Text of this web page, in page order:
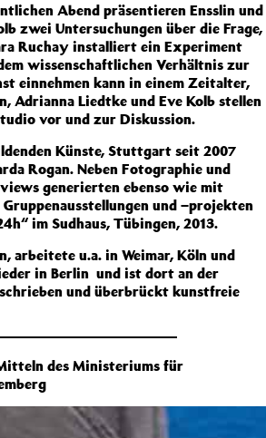
Abend präsentieren Ensslin und
zwei Untersuchungen über die Frage,
Ruchay installiert ein Experiment
wissenschaftlichen Verhältnis zur
einnehmen kann in einem Zeitalter,
Adrianna Liedtke und Eve Kolb stellen
vor und zur Diskussion.
Künste, Stuttgart seit 2007
Rogan. Neben Fotographie und
generierten ebenso wie mit
und –projekten
im Sudhaus, Tübingen, 2013.
arbeitete u.a. in Weimar, Köln und
in Berlin und ist dort an der
und überbrückt kunstfreie
des Ministeriums für